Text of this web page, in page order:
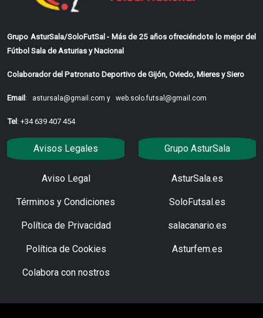
Grupo AsturSala/SoloFutSal - Más de 25 años ofreciéndote lo mejor del
Fútbol Sala de Asturias y Nacional
Colaborador del Patronato Deportivo de Gijón, Oviedo, Mieres y Siero
Email: astursala@gmail.com y web.solo.futsal@gmail.com
Tel: +34 639 407 454
Avisos Legales
Aviso Legal
Términos y Condiciones
Política de Privacidad
Política de Cookies
Colabora con nostros
Grupo AsturSala
AsturSala.es
SoloFutsal.es
salacanario.es
Asturfem.es